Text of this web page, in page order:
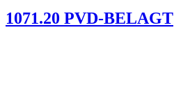
1071.20 PVD-BELAGT